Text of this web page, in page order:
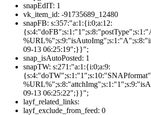
snapEdIT: 1
vk_item_id: -91735689_12480
snapFB: s:357:"a:1:{i:0;a:12:
09-13 06:25:19";}}";
snap_isAutoPosted: 1
snapTW: s:271:"a:1:{i:0;a:9:
09-13 06:25:22";}}";
layf_related_links:
layf_exclude_from_feed: 0